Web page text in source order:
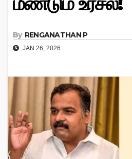
By RENGANATHAN P
JAN 26, 2026